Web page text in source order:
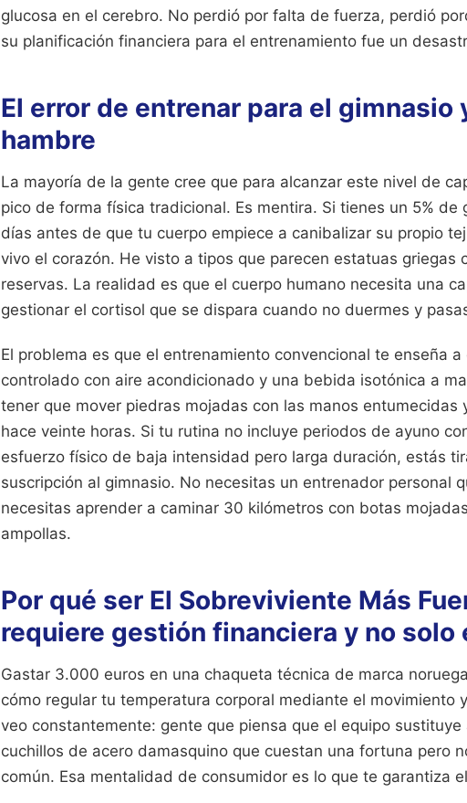
glucosa en el cerebro. No perdió por falta de fuerza, perdió
su planificación financiera para el entrenamiento fue un
El error de entrenar para el gimnasio
hambre
La mayoría de la gente cree que para alcanzar este nivel de
pico de forma física tradicional. Es mentira. Si tienes un 5% de
días antes de que tu cuerpo empiece a canibalizar su propio
vivo el corazón. He visto a tipos que parecen estatuas griegas
reservas. La realidad es que el cuerpo humano necesita una
gestionar el cortisol que se dispara cuando no duermes y
El problema es que el entrenamiento convencional te enseña
controlado con aire acondicionado y una bebida isotónica a
tener que mover piedras mojadas con las manos entumecidas
hace veinte horas. Si tu rutina no incluye periodos de ayuno
esfuerzo físico de baja intensidad pero larga duración, estás
suscripción al gimnasio. No necesitas un entrenador personal
necesitas aprender a caminar 30 kilómetros con botas
ampollas.
Por qué ser El Sobreviviente Más
requiere gestión financiera y no solo
Gastar 3.000 euros en una chaqueta técnica de marca
cómo regular tu temperatura corporal mediante el movimiento
veo constantemente: gente que piensa que el equipo
cuchillos de acero damasquino que cuestan una fortuna pero
común. Esa mentalidad de consumidor es lo que te garantiza